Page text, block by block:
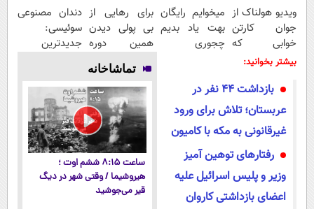
ویدیو هولناک از
جوان کارتن
خوابی که
میلیاردر شد.
میخوایم رایگان
بهت یاد بدیم
چجوری
مجانیه
برای رهایی از
بی پولی دیدن
همین دوره
رایگان کافیه!
(شمارتو وارد
کن)
دندان مصنوعی
سوئیسی:
جدیدترین
پرداخت قسطی
بیشتر بخوانید:
بازداشت ۴۴ نفر در
عربستان؛ تلاش برای ورود
غیرقانونی به مکه با کامیون
رفتار‌های توهین آمیز
وزیر و پلیس اسرائیل علیه
اعضای بازداشتی کاروان
تماشاخانه
ساعت ۸:۱۵ ششم اوت ؛
هیروشیما / وقتی شهر در دیگ
قیر می‌جوشید